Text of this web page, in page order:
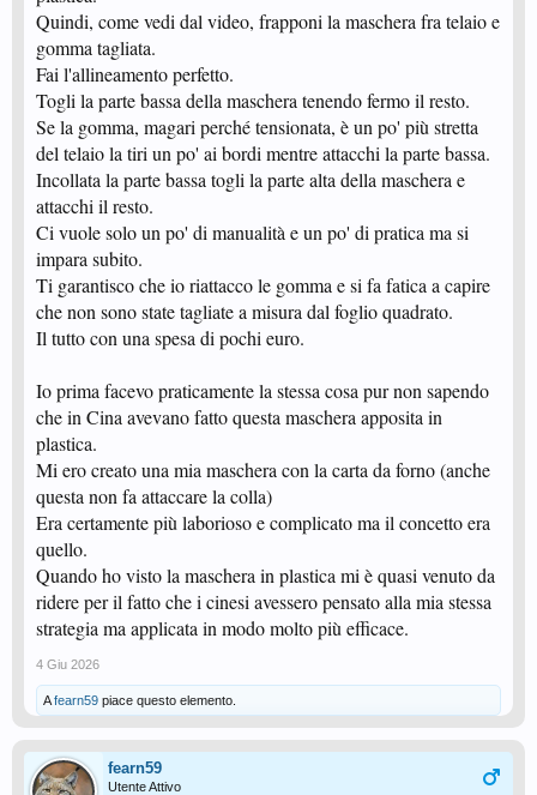
Quindi, come vedi dal video, frapponi la maschera fra telaio e
gomma tagliata.
Fai l'allineamento perfetto.
Togli la parte bassa della maschera tenendo fermo il resto.
Se la gomma, magari perché tensionata, è un po' più stretta
del telaio la tiri un po' ai bordi mentre attacchi la parte bassa.
Incollata la parte bassa togli la parte alta della maschera e
attacchi il resto.
Ci vuole solo un po' di manualità e un po' di pratica ma si
impara subito.
Ti garantisco che io riattacco le gomma e si fa fatica a capire
che non sono state tagliate a misura dal foglio quadrato.
Il tutto con una spesa di pochi euro.
Io prima facevo praticamente la stessa cosa pur non sapendo
che in Cina avevano fatto questa maschera apposita in
plastica.
Mi ero creato una mia maschera con la carta da forno (anche
questa non fa attaccare la colla)
Era certamente più laborioso e complicato ma il concetto era
quello.
Quando ho visto la maschera in plastica mi è quasi venuto da
ridere per il fatto che i cinesi avessero pensato alla mia stessa
strategia ma applicata in modo molto più efficace.
4 Giu 2026
Afearn59 piace questo elemento.
fearn59
Utente Attivo